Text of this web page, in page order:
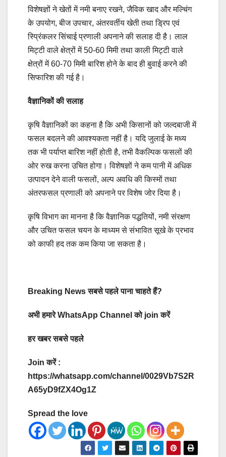
विशेषज्ञों ने खेतों में नमी बनाए रखने, जैविक खाद और मल्चिंग
के उपयोग, बीज उपचार, अंतरवर्तीय खेती तथा ड्रिप एवं
स्प्रिंकलर सिंचाई प्रणाली अपनाने की सलाह दी है। लाल
मिट्टी वाले क्षेत्रों में 50-60 मिमी तथा काली मिट्टी वाले
क्षेत्रों में 60-70 मिमी बारिश होने के बाद ही बुवाई करने की
सिफारिश की गई है।
वैज्ञानिकों की सलाह
कृषि वैज्ञानिकों का कहना है कि अभी किसानों को जल्दबाजी में
फसल बदलने की आवश्यकता नहीं है। यदि जुलाई के मध्य
तक भी पर्याप्त बारिश नहीं होती है, तभी वैकल्पिक फसलों की
ओर रुख करना उचित होगा। विशेषज्ञों ने कम पानी में अधिक
उत्पादन देने वाली फसलों, अल्प अवधि की किस्मों तथा
अंतरफसल प्रणाली को अपनाने पर विशेष जोर दिया है।
कृषि विभाग का मानना है कि वैज्ञानिक पद्धतियों, नमी संरक्षण
और उचित फसल चयन के माध्यम से संभावित सूखे के प्रभाव
को काफी हद तक कम किया जा सकता है।
Breaking News सबसे पहले पाना चाहते हैं?
अभी हमारे WhatsApp Channel को join करें
हर खबर सबसे पहले
Join करें :
https://whatsapp.com/channel/0029Vb7S2R
A65yD9fZX4Og1Z
Spread the love